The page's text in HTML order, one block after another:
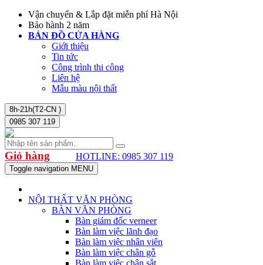
Vận chuyển & Lắp đặt miễn phí Hà Nội
Bảo hành 2 năm
BẢN ĐỒ CỬA HÀNG
Giới thiệu
Tin tức
Công trình thi công
Liên hệ
Mẫu màu nội thất
8h-21h(T2-CN )
0985 307 119
Giỏ hàng HOTLINE: 0985 307 119
Toggle navigation MENU
NỘI THẤT VĂN PHÒNG
BÀN VĂN PHÒNG
Bàn giám đốc verneer
Bàn làm việc lãnh đạo
Bàn làm việc nhân viên
Bàn làm việc chân gỗ
Bàn làm việc chân sắt